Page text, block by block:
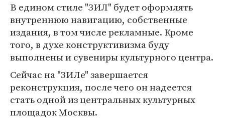
В едином стиле "ЗИЛ" будет оформлять
внутреннюю навигацию, собственные
издания, в том числе рекламные. Кроме
того, в духе конструктивизма буду
выполнены и сувениры культурного центра.
Сейчас на "ЗИЛе" завершается
реконструкция, после чего он надеется
стать одной из центральных культурных
площадок Москвы.